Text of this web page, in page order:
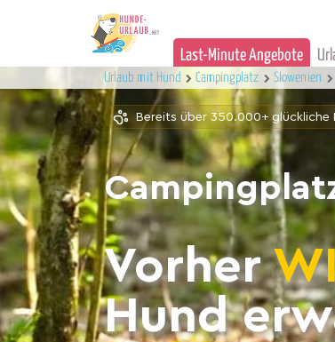
Last-Minute Angebote
Urlaub mit Hund Campingplatz Slowenien
Bereits über 350.000+ glückliche
Vorher
Hund